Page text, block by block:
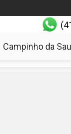
Campinho da